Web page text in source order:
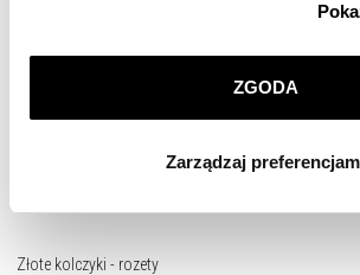
przez nas plików cookie znajdziesz w
korzystamy. Możesz również wybrać
ZGODA
Zarządzaj
Złote kolczyki - rozety